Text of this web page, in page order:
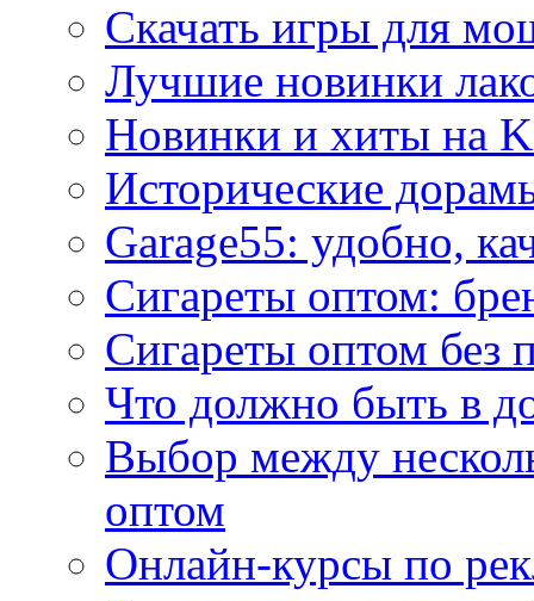
Скачать игры для
Лучшие новинки
Новинки и хиты на
Исторические
Garage55: удобно,
Сигареты оптом:
Сигареты оптом без
Что должно быть в
Выбор между
оптом
Онлайн-курсы по